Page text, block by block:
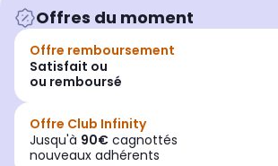
Offres du moment
Offre remboursement
Satisfait ou
ou remboursé
Offre Club Infinity
Jusqu'à 90€ cagnottés
nouveaux adhérents